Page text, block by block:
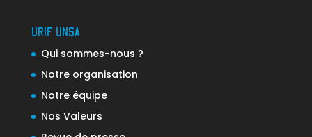
URIF UNSA
Qui sommes-nous ?
Notre organisation
Notre équipe
Nos Valeurs